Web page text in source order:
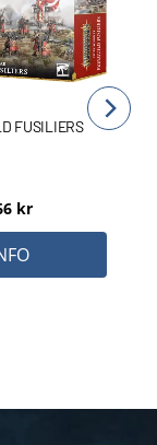
FUSILIERS
kr